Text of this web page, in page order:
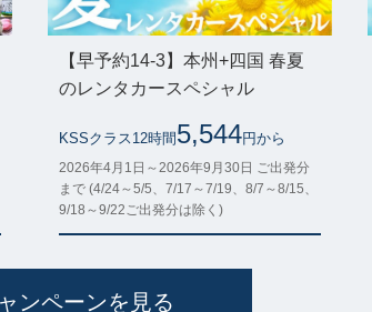
【早予約14-3】本州+四国 春夏
のレンタカースペシャル
KSSクラス12時間 5,544円から
2026年4月1日～2026年9月30日 ご出発分
まで (4/24～5/5、7/17～7/19、8/7～8/15、
9/18～9/22ご出発分は除く)
ンペーンを見る